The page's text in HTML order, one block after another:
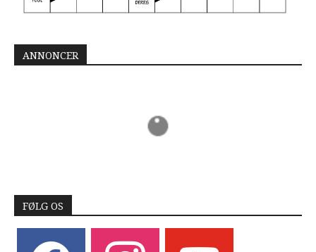
ANNONCER
FØLG OS
instagram